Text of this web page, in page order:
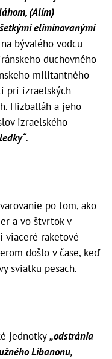
(Alím)
eliminovanými
bývalého vodcu
duchovného
militantného
pri izraelských
Hizballáh a jeho
izraelského
.
po tom, ako
a vo štvrtok v
viaceré raketové
došlo v čase, keď
sviatku pesach.
jednotky„odstránia
Libanonu,